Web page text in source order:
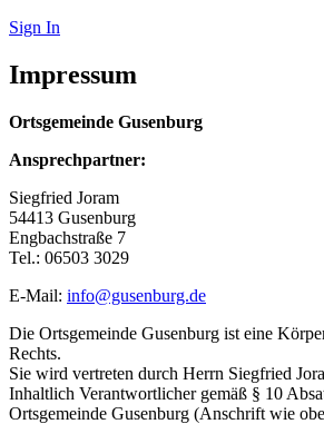
Sign In
Impressum
Ortsgemeinde Gusenburg
Ansprechpartner:
Siegfried Joram
54413 Gusenburg
Engbachstraße 7
Tel.: 06503 3029
E-Mail: info@gusenburg.de
Die Ortsgemeinde Gusenburg ist eine
Rechts.
Sie wird vertreten durch Herrn Siegfried
Inhaltlich Verantwortlicher gemäß § 10
Ortsgemeinde Gusenburg (Anschrift wie